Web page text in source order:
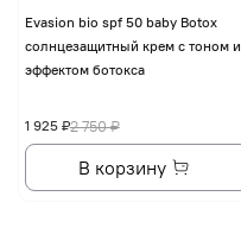
Evasion bio spf 50 baby Botox
солнцезащитный крем с тоном и
эффектом ботокса
2 750 ₽
1 925 ₽
В корзину